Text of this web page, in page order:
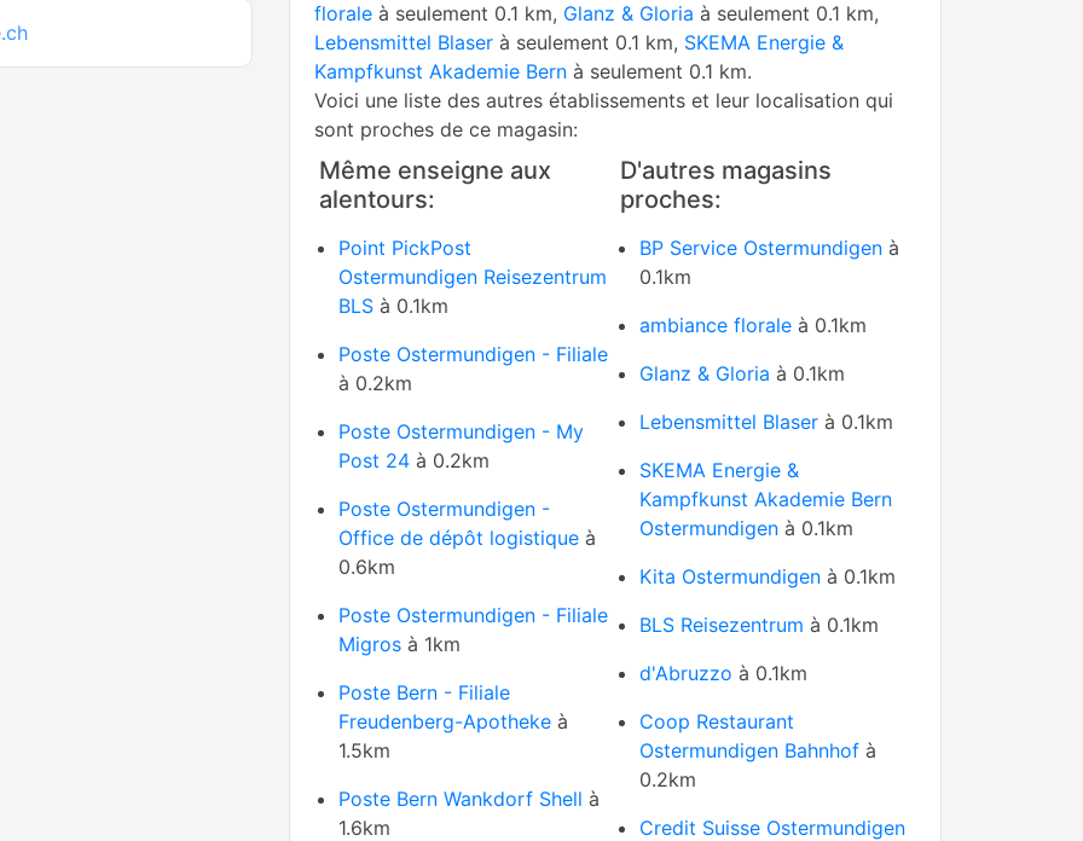
florale à seulement 0.1 km, Glanz & Gloria à seulement 0.1 km,
Lebensmittel Blaser à seulement 0.1 km, SKEMA Energie &
Kampfkunst Akademie Bern à seulement 0.1 km.
Voici une liste des autres établissements et leur localisation qui
sont proches de ce magasin:
Même enseigne aux
alentours:
Point PickPost
Ostermundigen Reisezentrum
BLS à 0.1km
Poste Ostermundigen - Filiale
à 0.2km
Poste Ostermundigen - My
Post 24 à 0.2km
Poste Ostermundigen -
Office de dépôt logistique à
0.6km
Poste Ostermundigen - Filiale
Migros à 1km
Poste Bern - Filiale
Freudenberg-Apotheke à
1.5km
Poste Bern Wankdorf Shell à
1.6km
D'autres magasins
proches:
BP Service Ostermundigen à
0.1km
ambiance florale à 0.1km
Glanz & Gloria à 0.1km
Lebensmittel Blaser à 0.1km
SKEMA Energie &
Kampfkunst Akademie Bern
Ostermundigen à 0.1km
Kita Ostermundigen à 0.1km
BLS Reisezentrum à 0.1km
d'Abruzzo à 0.1km
Coop Restaurant
Ostermundigen Bahnhof à
0.2km
Credit Suisse Ostermundigen